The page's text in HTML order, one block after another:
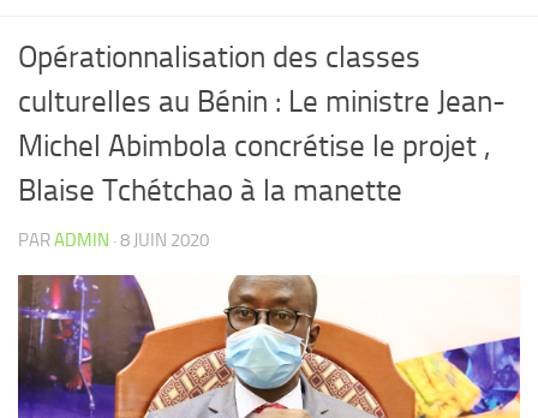
Opérationnalisation des classes
culturelles au Bénin : Le ministre Jean-
Michel Abimbola concrétise le projet ,
Blaise Tchétchao à la manette
PARADMIN · 8 JUIN 2020